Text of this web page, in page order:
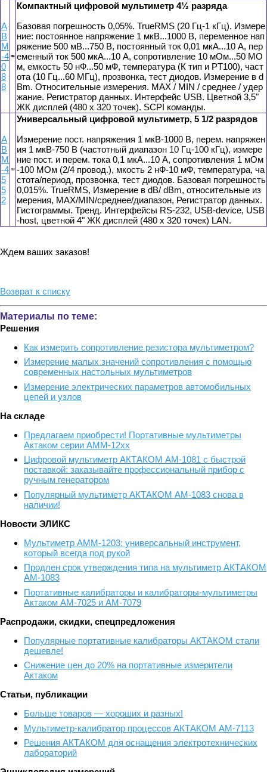
А
В
М
-4
0
8
8
Компактный цифровой мультиметр 4½ разряда
Базовая погрешность 0,05%. TrueRMS (20 Гц-1 кГц). Измере
ние: постоянное напряжение 1 мкВ...1000 В, переменное нап
ряжение 500 мВ...750 В, постоянный ток 0,01 мкА...10 А, пер
еменный ток 500 мкА...10 А, сопротивление 10 мОм...50 МО
м, емкость 50 нФ...50 мФ, температура (К тип и PT100), част
ота (10 Гц...60 МГц), прозвонка, тест диодов. Измерение в d
Bm. Относительные измерения. MAX / MIN / среднее / удер
жание. Регистратор данных. Интерфейс USB. Цветной 3,5"
ЖК дисплей (480 x 320 точек). SCPI команды.
А
В
М
-4
5
5
2
Универсальный цифровой мультиметр, 5 1/2 разрядов
Измерение пост. напряжения 1 мкВ-1000 В, перем. напряжен
ия 1 мкВ-750 В (частотный диапазон 10 Гц-100 кГц), измере
ние пост. и перем. тока 0,1 мкА...10 А, сопротивления 1 мОм
-100 МОм (2/4 провод.), мкость 2 нФ-10 мФ, температура, ча
стота/период, прозвонка, тест диодов. Базовая погрешность
0,015%. TrueRMS, Измерение в dB/ dBm, относительные из
мерения, MAX/MIN/среднее/диапазон, Регистратор данных.
Гистограммы. Тренд. Интерфейсы RS-232, USB-device, USB
-host, цветной 4" ЖК дисплей (480 x 320 точек) LAN.
Ждем ваших заказов!
Возврат к списку
Материалы по теме:
Решения
Как измерить сопротивление резистора мультиметром?
Измерение малых значений сопротивления с помощью
современных настольных мультиметров
Измерение электрических параметров автомобильных
цепей и узлов
На складе
Предлагаем приобрести! Портативные мультиметры
Актаком серии АММ-12хх
Цифровой мультиметр АКТАКОМ АМ-1081 с быстрой
поставкой: заказывайте профессиональный прибор с
ручным генератором
Популярный мультиметр АКТАКОМ АМ-1083 снова в
наличии!
Новости ЭЛИКС
Мультиметр АММ-1203: универсальный инструмент,
который всегда под рукой
Продлен срок утверждения типа на мультиметр АКТАКОМ
АМ-1083
Портативные калибраторы и калибраторы-мультиметры
Актаком АМ-7025 и АМ-7079
Распродажи, скидки, спецпредложения
Популярные портативные калибраторы АКТАКОМ стали
дешевле!
Снижение цен до 20% на портативные измерители
Актаком
Статьи, публикации
Больше товаров — хороших и разных!
Мультиметр-калибратор процессов АКТАКОМ АМ-7113
Решения АКТАКОМ для оснащения электротехнических
лабораторий